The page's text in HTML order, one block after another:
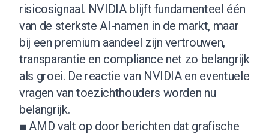
risicosignaal. NVIDIA blijft fundamenteel één
van de sterkste AI-namen in de markt, maar
bij een premium aandeel zijn vertrouwen,
transparantie en compliance net zo belangrijk
als groei. De reactie van NVIDIA en eventuele
vragen van toezichthouders worden nu
belangrijk.
■ AMD valt op door berichten dat grafische